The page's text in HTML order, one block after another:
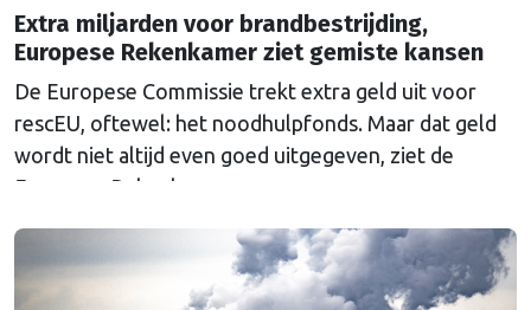
Extra miljarden voor brandbestrijding,
Europese Rekenkamer ziet gemiste kansen
De Europese Commissie trekt extra geld uit voor
rescEU, oftewel: het noodhulpfonds. Maar dat geld
wordt niet altijd even goed uitgegeven, ziet de
Europese Rekenkamer.